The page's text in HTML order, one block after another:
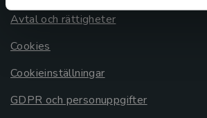
Avtal och rättigheter
Cookies
Cookieinställningar
GDPR och personuppgifter